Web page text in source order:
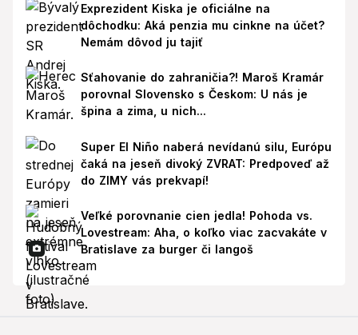
Exprezident Kiska je oficiálne na
dôchodku: Aká penzia mu cinkne na účet?
Nemám dôvod ju tajiť
Sťahovanie do zahraničia?! Maroš Kramár
porovnal Slovensko s Českom: U nás je
špina a zima, u nich...
Super El Niño naberá nevídanú silu, Európu
čaká na jeseň divoký ZVRAT: Predpoveď až
do ZIMY vás prekvapí!
Veľké porovnanie cien jedla! Pohoda vs.
Lovestream: Aha, o koľko viac zacvakáte v
Bratislave za burger či langoš